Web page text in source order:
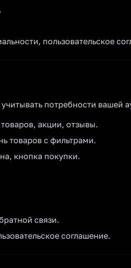
пользовательское
потребности
акции, отзывы.
товаров с фильтрами.
кнопка покупки.
связи.
соглашение.